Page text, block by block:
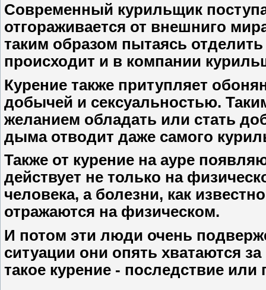
Современный курильщик
отгораживается от внешниго
таким образом пытаясь
происходит и в компании
Курение также притупляет
добычей и сексуальностью.
желанием обладать или стать
дыма отводит даже самого
Также от курение на ауре
действует не только на
человека, а болезни, как
отражаются на физическом.
И потом эти люди очень
ситуации они опять хватаются
такое курение - последствие или